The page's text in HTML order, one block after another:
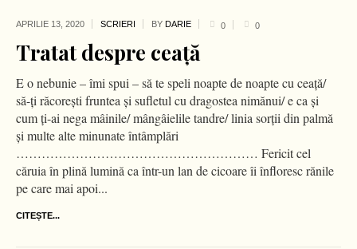
APRILIE 13, 2020 SCRIERI BY DARIE 0 0
Tratat despre ceaţă
E o nebunie – îmi spui – să te speli noapte de noapte cu ceaţă/
să-ţi răcoreşti fruntea şi sufletul cu dragostea nimănui/ e ca şi
cum ţi-ai nega mâinile/ mângâielile tandre/ linia sorţii din palmă
şi multe alte minunate întâmplări
………………………………………………… Fericit cel
căruia în plină lumină ca într-un lan de cicoare îi înfloresc rănile
pe care mai apoi...
CITEȘTE...